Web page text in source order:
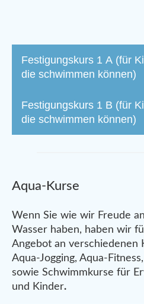
Festigungskurs 1 A (für
die schwimmen können)
Festigungskurs 1 B (für
die schwimmen können)
Aqua-Kurse
Wenn Sie wie wir Freude
Wasser haben, haben wir
Angebot an verschiedenen
Aqua-Jogging, Aqua-
sowie Schwimmkurse für
und Kinder.